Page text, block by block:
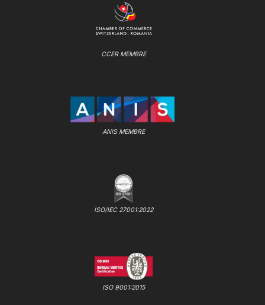
CCER MEMBRE
ANIS MEMBRE
ISO/IEC 27001:2022
ISO 9001:2015